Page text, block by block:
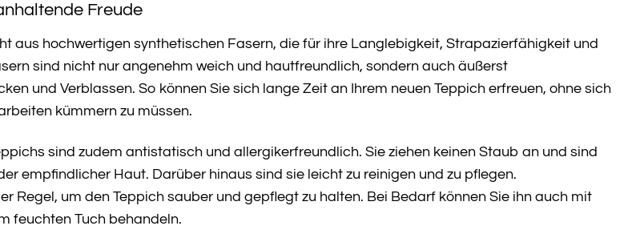
Freude
aus hochwertigen synthetischen Fasern, die für ihre Langlebigkeit, Strapazierfähigkeit und
sind nicht nur angenehm weich und hautfreundlich, sondern auch äußerst
und Verblassen. So können Sie sich lange Zeit an Ihrem neuen Teppich erfreuen, ohne sich
kümmern zu müssen.
sind zudem antistatisch und allergikerfreundlich. Sie ziehen keinen Staub an und sind
empfindlicher Haut. Darüber hinaus sind sie leicht zu reinigen und zu pflegen.
Regel, um den Teppich sauber und gepflegt zu halten. Bei Bedarf können Sie ihn auch mit
feuchten Tuch behandeln.